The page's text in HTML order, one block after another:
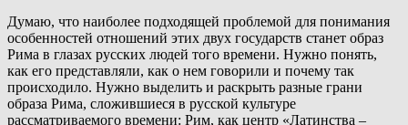
Думаю, что наиболее подходящей проблемой для понимания
особенностей отношений этих двух государств станет образ
Рима в глазах русских людей того времени. Нужно понять,
как его представляли, как о нем говорили и почему так
происходило. Нужно выделить и раскрыть разные грани
образа Рима, сложившиеся в русской культуре
рассматриваемого времени: Рим, как центр «Латинства –